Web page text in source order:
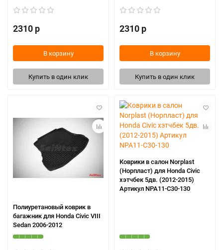
2310 р
В корзину
Купить в один клик
2310 р
В корзину
Купить в один клик
Полиуретановый коврик в
багажник для Honda Civic VIII
Sedan 2006-2012
Коврики в салон Norplast
(Норпласт) для Honda Civic
хэтчбек 5дв. (2012-2015)
Артикул NPA11-C30-130